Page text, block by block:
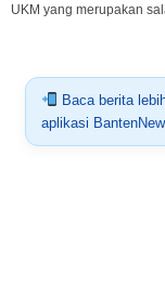
UKM yang merupakan
Baca berita
aplikasi